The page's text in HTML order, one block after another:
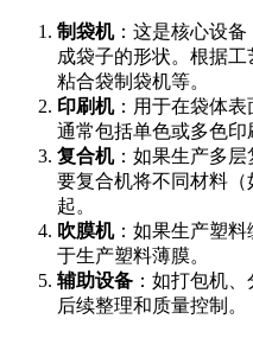
制袋机：这是核心设
成袋子的形状。根据工
粘合袋制袋机等。
印刷机：用于在袋体表
通常包括单色或多色印
复合机：如果生产多
要复合机将不同材料
起。
吹膜机：如果生产塑料
于生产塑料薄膜。
辅助设备 ：如打包机
后续整理和质量控制。